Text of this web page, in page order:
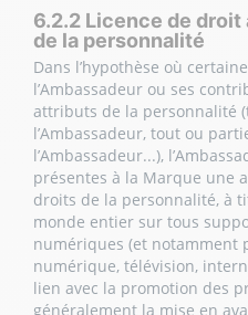
6.2.2 Licence de droit
de la personnalité
Dans l’hypothèse où
l’Ambassadeur ou ses
attributs de la personnalité
l’Ambassadeur, tout ou
l’Ambassadeur...),
présentes à la Marque une
droits de la personnalité, à
monde entier sur tous
numériques (et notamment
numérique, télévision,
lien avec la promotion des
généralement la mise en